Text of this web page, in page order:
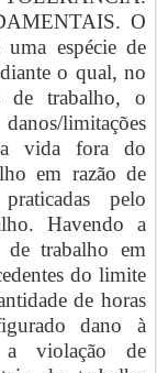
O
espécie de
o qual, no
de trabalho, o
limitações
vida fora do
em razão de
pelo
Havendo a
de trabalho em
do limite
de horas
dano à
a violação de